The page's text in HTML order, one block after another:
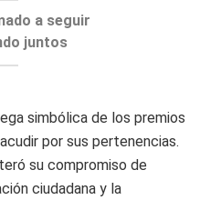
a seguir
juntos
simbólica de los premios
por sus pertenencias.
su compromiso de
ciudadana y la